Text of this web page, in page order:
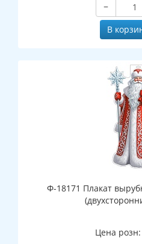
−
В
Ф-18171 Плакат
Цена розн: